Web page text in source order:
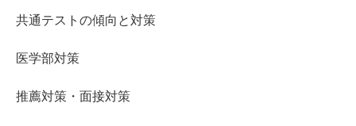
共通テストの傾向と対策
医学部対策
推薦対策・面接対策